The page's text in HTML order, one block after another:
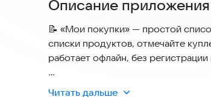
Описание приложения
📝 «Мои покупки» — простой
списки продуктов, отмечайте
работает офлайн, без
Идеальный помощник для похода в
Читать дальше